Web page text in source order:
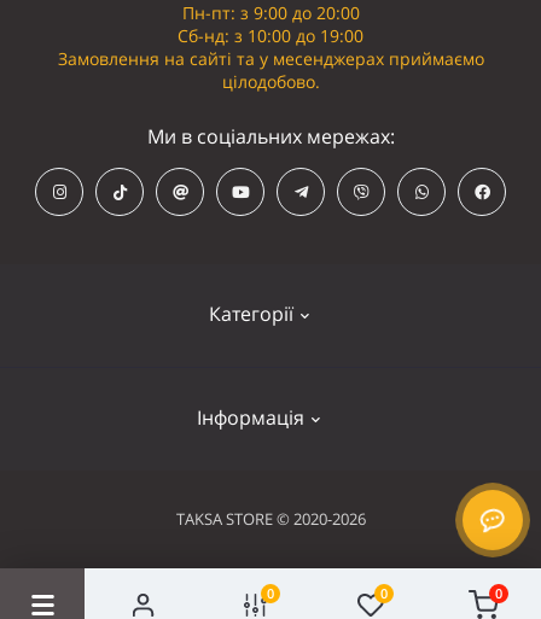
0 0 0
Категорії
Інформація
Контакти
Умови використання
Пн-пт: з 9:00 до 20:00
Сб-нд: з 10:00 до 19:00
Замовлення на сайті та у месенджерах приймаємо
цілодобово.
Ми в соціальних мережах:
TAKSA STORE © 2020-2026